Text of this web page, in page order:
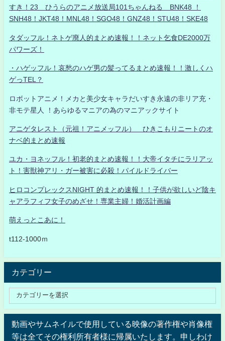
すき！23 ひうらのアニメ放送局101ちゃんねる BNK48 ！
SNH48！JKT48！MNL48！SGO48！GNZ48！STU48！SKE48
タダッフル！ネトゲ廃人的まとめ速報！！ネット乞食DE2000万
パワーズ！
・ハゲッフル！哀愁のハゲ男の髪ってるまとめ速報！！激しくハ
ゲっTEL？
ロボットアニメ！メカと美少女キャラだいすき永遠の非リア充・
非モテ星人 ！あらゆるマニアの為のマニアックサイト
アニゲタレスト（元祖！アニメッフル） ひきこもりニートのオ
ナベ的まとめ速報
ユカ・ヨネッフル！初老的まとめ速報！！大帝イタチにラリアッ
ト！害獣神アリ・ガー被害に必殺！パイルドライバー
ヒロコンプレックスNIGHT 的まとめ速報！！子供が欲しいど陰キ
ャアラフィフ女子のめざせ！専業主婦！婚活計画編
萌えっとこあに！
t112-1000ｍ
カテゴリー
動画やサムネイルで使用している映像の著作権や肖像権
等は全てその権利所有者様に帰属いたします。申しわけ